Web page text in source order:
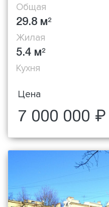
Общая
29.8 м2
Жилая
5.4 м2
Кухня
Цена
7 000 000 ₽